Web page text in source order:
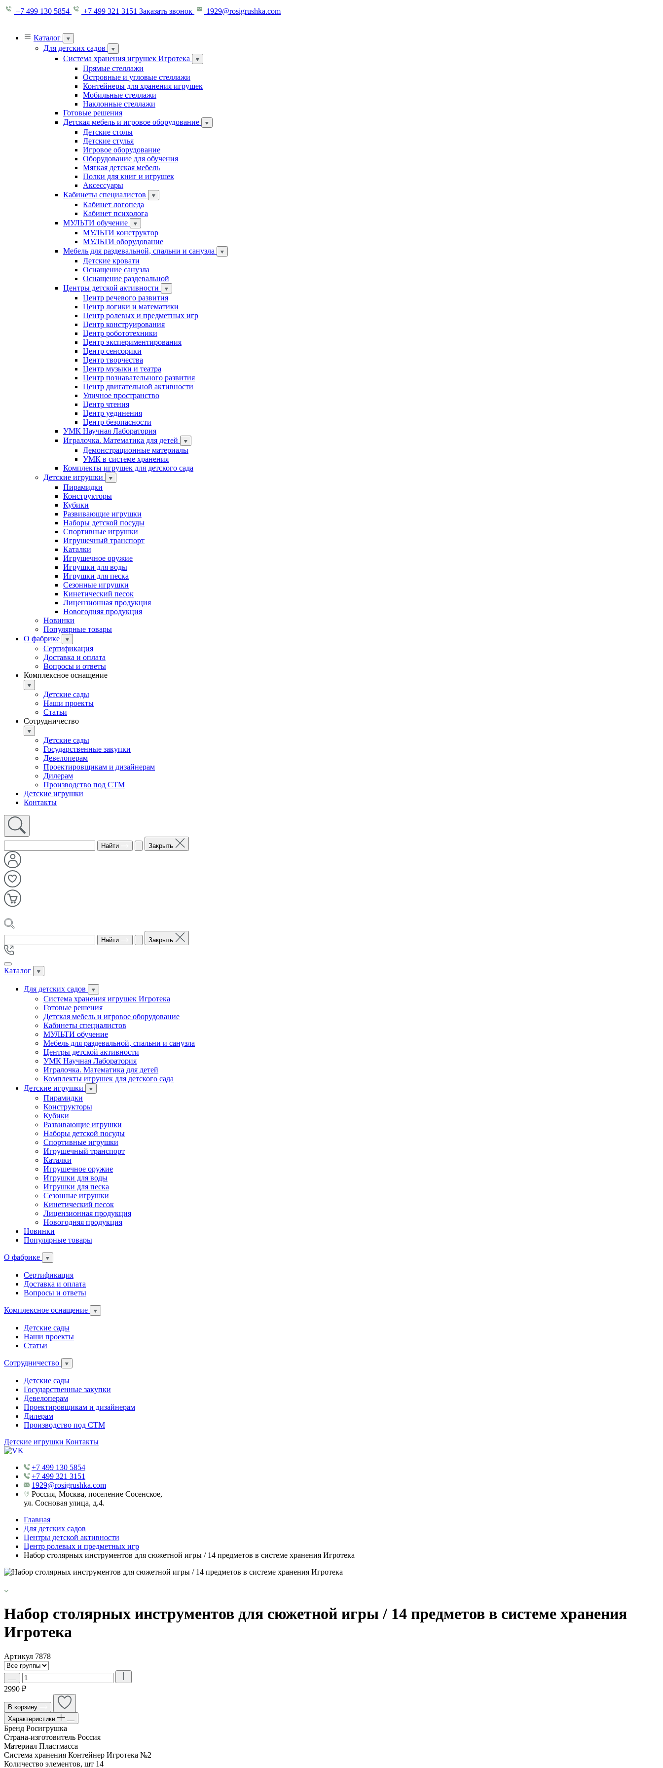
+7 499 130 5854 +7 499 321 3151 Заказать звонок 1929@rosigrushka.com
Каталог
Для детских садов
Система хранения игрушек Игротека
Прямые стеллажи
Островные и угловые стеллажи
Контейнеры для хранения игрушек
Мобильные стеллажи
Наклонные стеллажи
Готовые решения
Детская мебель и игровое оборудование
Детские столы
Детские стулья
Игровое оборудование
Оборудование для обучения
Мягкая детская мебель
Полки для книг и игрушек
Аксессуары
Кабинеты специалистов
Кабинет логопеда
Кабинет психолога
МУЛЬТИ обучение
МУЛЬТИ конструктор
МУЛЬТИ оборудование
Мебель для раздевальной, спальни и санузла
Детские кровати
Оснащение санузла
Оснащение раздевальной
Центры детской активности
Центр речевого развития
Центр логики и математики
Центр ролевых и предметных игр
Центр конструирования
Центр робототехники
Центр экспериментирования
Центр сенсорики
Центр творчества
Центр музыки и театра
Центр познавательного развития
Центр двигательной активности
Уличное пространство
Центр чтения
Центр уединения
Центр безопасности
УМК Научная Лаборатория
Игралочка. Математика для детей
Демонстрационные материалы
УМК в системе хранения
Комплекты игрушек для детского сада
Детские игрушки
Пирамидки
Конструкторы
Кубики
Развивающие игрушки
Наборы детской посуды
Спортивные игрушки
Игрушечный транспорт
Каталки
Игрушечное оружие
Игрушки для воды
Игрушки для песка
Сезонные игрушки
Кинетический песок
Лицензионная продукция
Новогодняя продукция
Новинки
Популярные товары
О фабрике
Сертификация
Доставка и оплата
Вопросы и ответы
Комплексное оснащение
Детские сады
Наши проекты
Статьи
Сотрудничество
Детские сады
Государственные закупки
Девелоперам
Проектировщикам и дизайнерам
Дилерам
Производство под СТМ
Детские игрушки
Контакты
Найти Закрыть
Найти Закрыть
Каталог
Для детских садов
Система хранения игрушек Игротека
Готовые решения
Детская мебель и игровое оборудование
Кабинеты специалистов
МУЛЬТИ обучение
Мебель для раздевальной, спальни и санузла
Центры детской активности
УМК Научная Лаборатория
Игралочка. Математика для детей
Комплекты игрушек для детского сада
Детские игрушки
Пирамидки
Конструкторы
Кубики
Развивающие игрушки
Наборы детской посуды
Спортивные игрушки
Игрушечный транспорт
Каталки
Игрушечное оружие
Игрушки для воды
Игрушки для песка
Сезонные игрушки
Кинетический песок
Лицензионная продукция
Новогодняя продукция
Новинки
Популярные товары
О фабрике
Сертификация
Доставка и оплата
Вопросы и ответы
Комплексное оснащение
Детские сады
Наши проекты
Статьи
Сотрудничество
Детские сады
Государственные закупки
Девелоперам
Проектировщикам и дизайнерам
Дилерам
Производство под СТМ
Детские игрушки Контакты
+7 499 130 5854
+7 499 321 3151
1929@rosigrushka.com
Россия, Москва, поселение Сосенское,
ул. Сосновая улица, д.4.
Главная
Для детских садов
Центры детской активности
Центр ролевых и предметных игр
Набор столярных инструментов для сюжетной игры / 14 предметов в системе хранения Игротека
Набор столярных инструментов для сюжетной игры / 14 предметов в системе хранения
Игротека
Артикул 7878
2990 ₽
В корзину
Характеристики
Бренд Росигрушка
Страна-изготовитель Россия
Материал Пластмасса
Система хранения Контейнер Игротека №2
Количество элементов, шт 14